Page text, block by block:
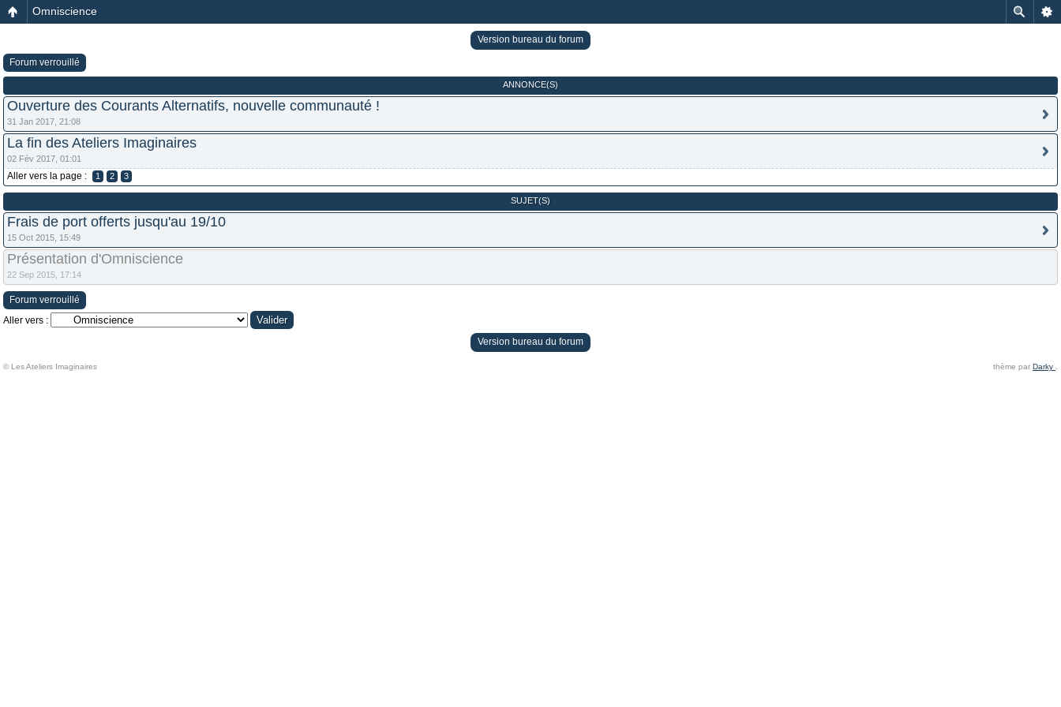
Omniscience
Version bureau du forum
Forum verrouillé
ANNONCE(S)
Ouverture des Courants Alternatifs, nouvelle communauté !
31 Jan 2017, 21:08
La fin des Ateliers Imaginaires
02 Fév 2017, 01:01
Aller vers la page : 1 2 3
SUJET(S)
Frais de port offerts jusqu'au 19/10
15 Oct 2015, 15:49
Présentation d'Omniscience
22 Sep 2015, 17:14
Forum verrouillé
Aller vers :
Version bureau du forum
© Les Ateliers Imaginaires thème par Darky